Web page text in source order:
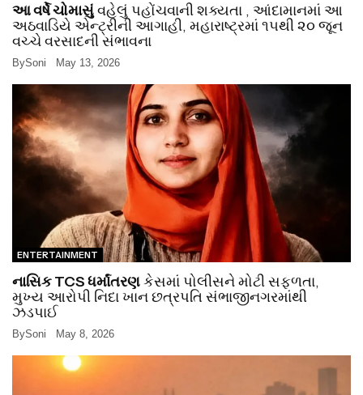
આ વર્ષે ચોમાસુંવહેલું પહોંચવાની શક્યતા , આંદામાનમાં આ
અઠવાડિયે એન્ટ્રીની આગાહી, મહારાષ્ટ્રમાં ૧૫થી ૨૦ જૂન
વચ્ચે વરસાદની સંભાવના
BySoni May 13, 2026
ENTERTAINMENT
નાસિક TCS ધર્માંતરણકેસમાં પોલીસને મોટી સફળતા,
મુખ્ય આરોપી નિદા ખાન છત્રપતિ સંભાજીનગરમાંથી
ઝડપાઈ
BySoni May 8, 2026